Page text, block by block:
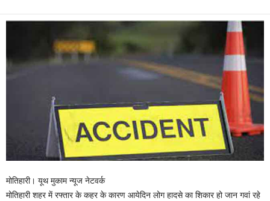
मोतिहारी। यूथ मुकाम न्यूज नेटवर्क
मोतिहारी शहर में रफ्तार के कहर के कारण आयेदिन लोग हादसे का शिकार हो जान गवां रहे